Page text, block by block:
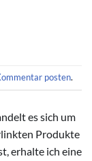
posten.
es sich um
Produkte
erhalte ich eine